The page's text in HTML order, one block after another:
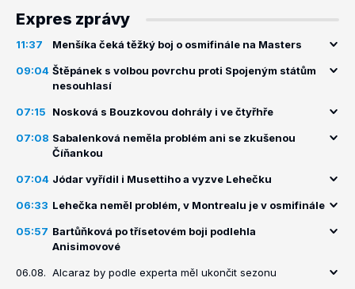
Expres zprávy
11:37 Menšíka čeká těžký boj o osmifinále na Masters
09:04 Štěpánek s volbou povrchu proti Spojeným státům
nesouhlasí
07:15 Nosková s Bouzkovou dohrály i ve čtyřhře
07:08 Sabalenková neměla problém ani se zkušenou
Číňankou
07:04 Jódar vyřídil i Musettiho a vyzve Lehečku
06:33 Lehečka neměl problém, v Montrealu je v osmifinále
05:57 Bartůňková po třísetovém boji podlehla
Anisimovové
06.08. Alcaraz by podle experta měl ukončit sezonu